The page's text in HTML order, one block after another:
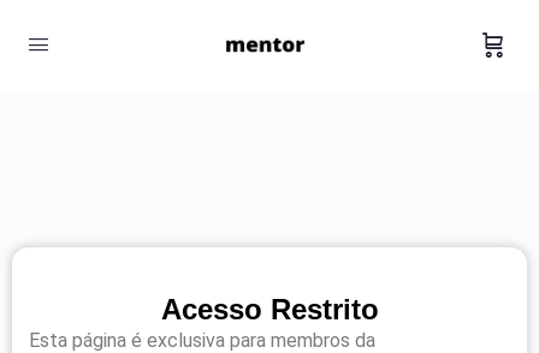
Acesso Restrito
Esta página é exclusiva para membros da